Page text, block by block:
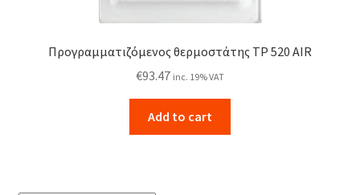
Προγραμματιζόμενος θερμοστάτης TP 520 AIR
€93.47 inc. 19% VAT
Add to cart